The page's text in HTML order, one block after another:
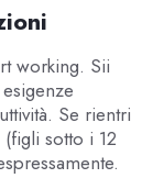
working. Sii
Se rientri
sotto i 12